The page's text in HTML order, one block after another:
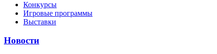
Конкурсы
Игровые программы
Выставки
Новости